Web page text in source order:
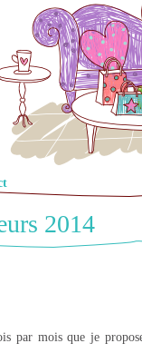
2014
par mois que je